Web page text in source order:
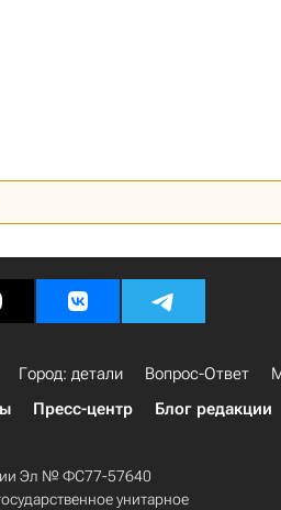
Город: детали Вопрос-Ответ
Пресс-центр Блог редакции
Эл № ФС77-57640
унитарное